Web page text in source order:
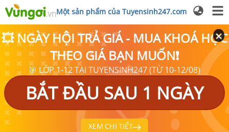
Một sản phẩm của Tuyensinh247.com
💥 NGÀY HỘI TRẢ GIÁ - MUA KHOÁ HỌC
THEO GIÁ BẠN MUỐN❗
🎯 LỚP 1-12 TẠI TUYENSINH247 (TỪ 10-12/08)
BẮT ĐẦU SAU 1 NGÀY
XEM CHI TIẾT